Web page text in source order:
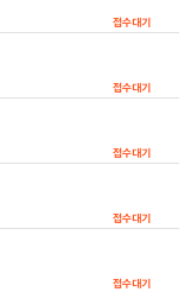
접수대기
접수대기
접수대기
접수대기
접수대기